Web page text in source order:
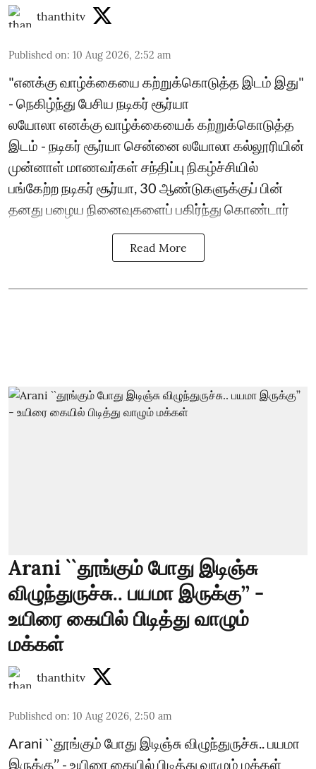
thanthitv
Published on: 10 Aug 2026, 2:52 am
"எனக்கு வாழ்க்கையை கற்றுக்கொடுத்த இடம் இது"
- நெகிழ்ந்து பேசிய நடிகர் சூர்யா
லயோலா எனக்கு வாழ்க்கையைக் கற்றுக்கொடுத்த
இடம் - நடிகர் சூர்யா சென்னை லயோலா கல்லூரியின்
முன்னாள் மாணவர்கள் சந்திப்பு நிகழ்ச்சியில்
பங்கேற்ற நடிகர் சூர்யா, 30 ஆண்டுகளுக்குப் பின்
தனது பழைய நினைவுகளைப் பகிர்ந்து கொண்டார்
Read More
Arani ``தூங்கும் போது இடிஞ்சு
விழுந்துருச்சு.. பயமா இருக்கு’’ -
உயிரை கையில் பிடித்து வாழும்
மக்கள்
thanthitv
Published on: 10 Aug 2026, 2:50 am
Arani ``தூங்கும் போது இடிஞ்சு விழுந்துருச்சு.. பயமா
இருக்கு’’ - உயிரை கையில் பிடித்து வாழும் மக்கள்